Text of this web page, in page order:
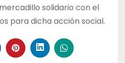
solidario con el
para dicha acción social.